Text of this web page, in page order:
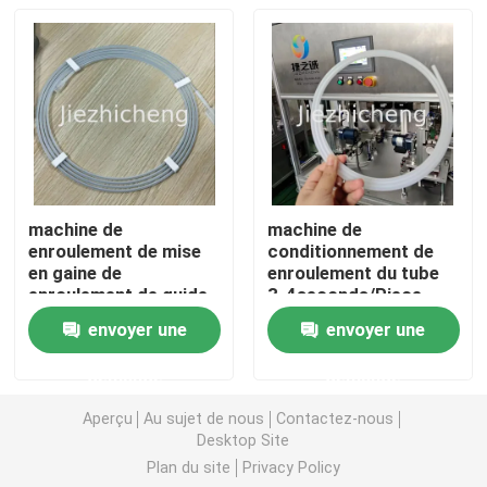
Sac médical faisant la machine
Production de membrane
Machine de fabrication de sac d'urine
Caisse en plastique faisant la machine
Machine de fabrication de canule
IV machine d'Assemblée de canule
secondes par pièce
machine de
enroulement de mise
en gaine de
enroulement de guide
médical de machine de
conditionnement de
tube médical de
envoyer une
machine de
conditionnement de
enroulement du tube
3-4seconds/Piece
médical pour
l'enroulement de gaine
de fil de guide
envoyer une
Aperçu Au sujet de nous
Contactez-nous
Desktop Site
Plan du site
Privacy Policy